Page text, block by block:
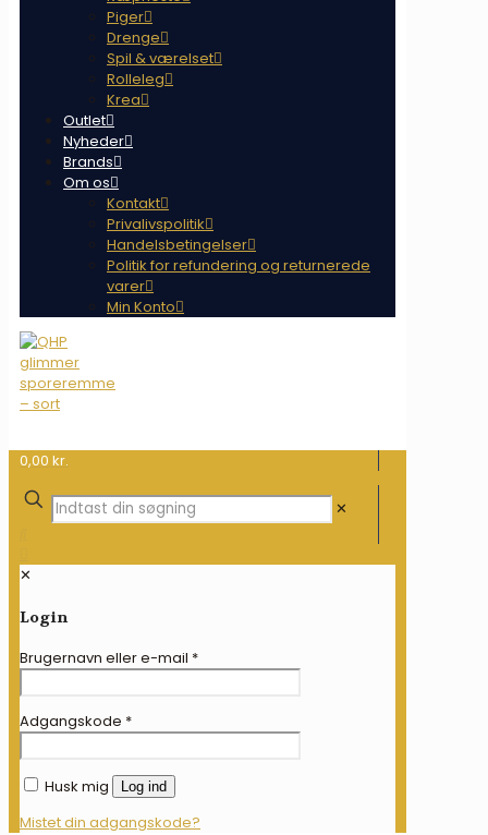
Piger
Drenge
Spil & værelset
Rolleleg
Krea
Outlet
Nyheder
Brands
Om os
Kontakt
Privalivspolitik
Handelsbetingelser
Politik for refundering og returnerede
varer
Min Konto
0,00 kr.
✕
✕
Login
Brugernavn eller e-mail *
Adgangskode *
Husk mig Log ind
Mistet din adgangskode?